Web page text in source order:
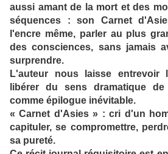
aussi amant de la mort et des
séquences : son Carnet
l'encre même, parler au plus
des consciences, sans jamais
surprendre.
L'auteur nous laisse
libérer du sens dramatique
comme épilogue inévitable.
« Carnet d'Asies » : cri d'un
capituler, se compromettre,
sa pureté.